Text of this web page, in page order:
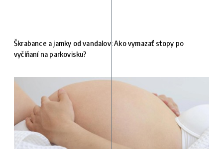
Škrabance a jamky od vandalov: Ako vymazať stopy po
vyčíňaní na parkovisku?